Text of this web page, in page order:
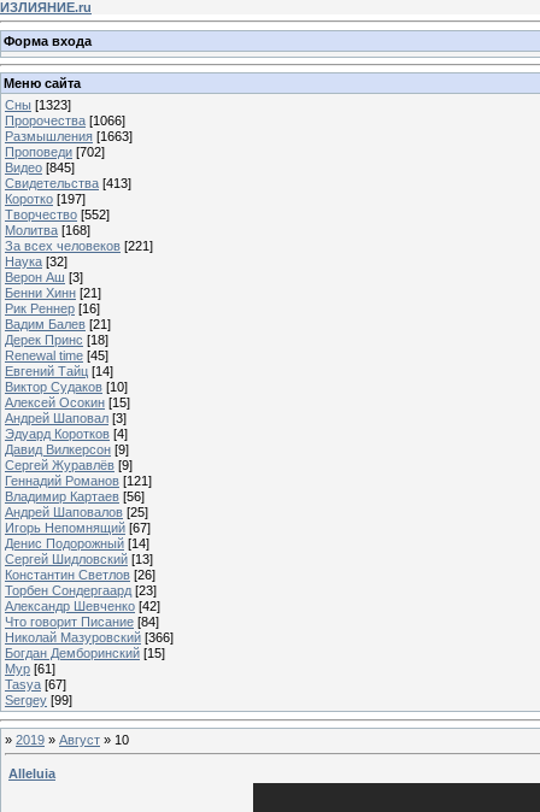
ИЗЛИЯНИЕ.ru
Форма входа
Меню сайта
Сны [1323]
Пророчества [1066]
Размышления [1663]
Проповеди [702]
Видео [845]
Свидетельства [413]
Коротко [197]
Творчество [552]
Молитва [168]
За всех человеков [221]
Наука [32]
Верон Аш [3]
Бенни Хинн [21]
Рик Реннер [16]
Вадим Балев [21]
Дерек Принс [18]
Renewal time [45]
Евгений Тайц [14]
Виктор Судаков [10]
Алексей Осокин [15]
Андрей Шаповал [3]
Эдуард Коротков [4]
Давид Вилкерсон [9]
Сергей Журавлёв [9]
Геннадий Романов [121]
Владимир Картаев [56]
Андрей Шаповалов [25]
Игорь Непомнящий [67]
Денис Подорожный [14]
Сергей Шидловский [13]
Константин Светлов [26]
Торбен Сондергаард [23]
Александр Шевченко [42]
Что говорит Писание [84]
Николай Мазуровский [366]
Богдан Демборинский [15]
Мур [61]
Tasya [67]
Sergey [99]
» 2019 » Август » 10
Alleluia